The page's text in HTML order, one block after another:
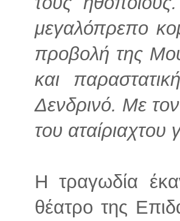
μεγαλόπρεπο
προβολή της
και
Δενδρινό. Με
του
Η τραγωδία
θέατρο της